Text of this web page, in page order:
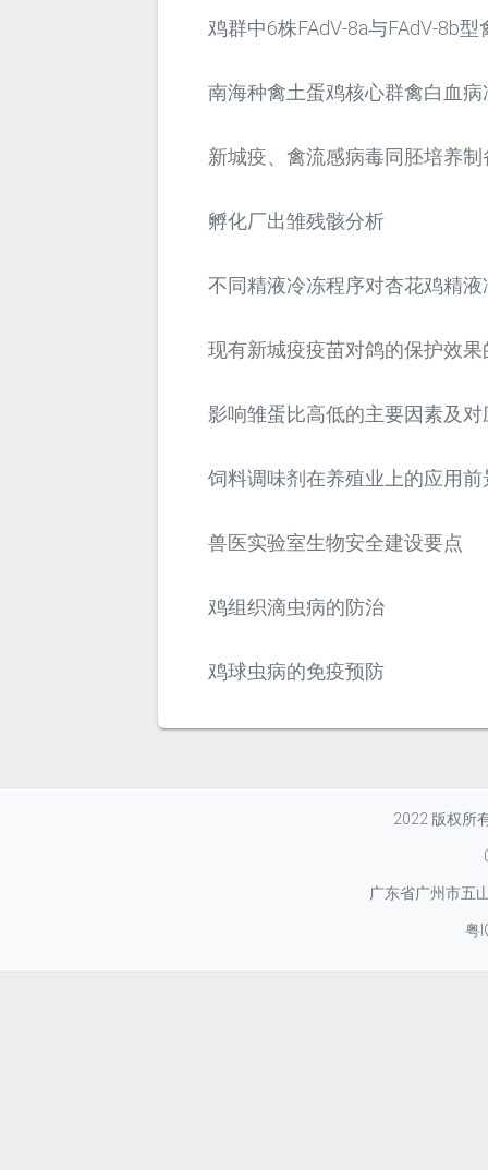
鸡群中6株FAdV-8a与FAdV-8b
南海种禽土蛋鸡核心群禽白血病
新城疫、禽流感病毒同胚培养
孵化厂出雏残骸分析
不同精液冷冻程序对杏花鸡精
现有新城疫疫苗对鸽的保护效果
影响雏蛋比高低的主要因素及对
饲料调味剂在养殖业上的应用前
兽医实验室生物安全建设要点
鸡组织滴虫病的防治
鸡球虫病的免疫预防
2022 版权所
广东省广州市五
粤